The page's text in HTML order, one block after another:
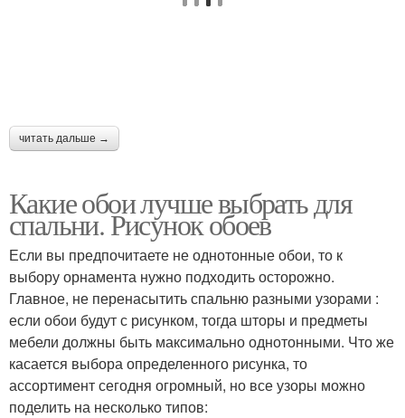
читать дальше →
Какие обои лучше выбрать для
спальни. Рисунок обоев
Если вы предпочитаете не однотонные обои, то к
выбору орнамента нужно подходить осторожно.
Главное, не перенасытить спальню разными узорами :
если обои будут с рисунком, тогда шторы и предметы
мебели должны быть максимально однотонными. Что же
касается выбора определенного рисунка, то
ассортимент сегодня огромный, но все узоры можно
поделить на несколько типов: